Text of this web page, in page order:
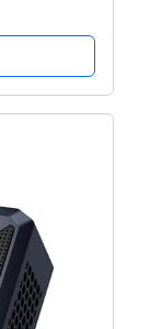
ル4Kディ